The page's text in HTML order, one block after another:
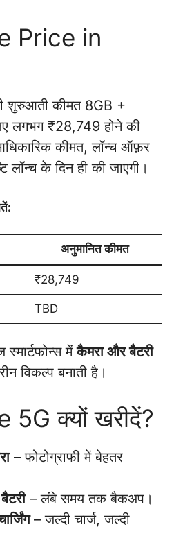
Price in
शुरुआती कीमत 8GB +
लगभग ₹28,749 होने की
कीमत, लॉन्च ऑफ़र
लॉन्च के दिन ही की जाएगी।
अनुमानित कीमत
₹28,749
TBD
मेंकैमरा और बैटरी
विकल्प बनाती है।
क्यों खरीदें?
– फोटोग्राफी में बेहतर
– लंबे समय तक बैकअप।
– जल्दी चार्ज, जल्दी